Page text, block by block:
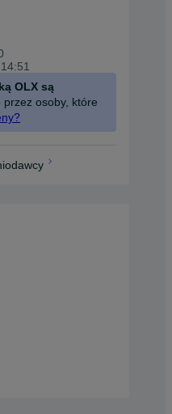
OLX są
przez osoby, które